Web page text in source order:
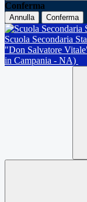
Conferma
Annulla Conferma
Scuola Secondaria
"Don Salvatore
in Campania - NA)